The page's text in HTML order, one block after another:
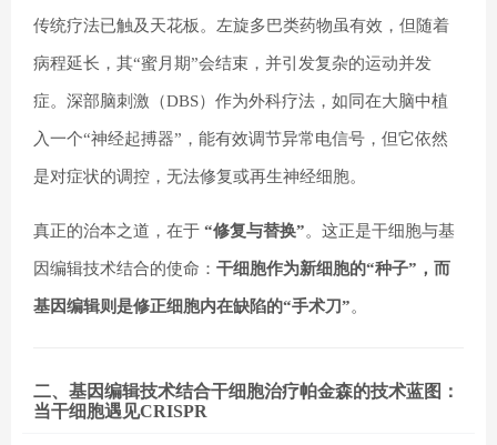
传统疗法已触及天花板。左旋多巴类药物虽有效，但随着
病程延长，其“蜜月期”会结束，并引发复杂的运动并发
症。深部脑刺激（DBS）作为外科疗法，如同在大脑中植
入一个“神经起搏器”，能有效调节异常电信号，但它依然
是对症状的调控，无法修复或再生神经细胞。
真正的治本之道，在于 “修复与替换”。这正是干细胞与基
因编辑技术结合的使命： 干细胞作为新细胞的“种子”，而
基因编辑则是修正细胞内在缺陷的“手术刀”。
二、基因编辑技术结合干细胞治疗帕金森的技术蓝图：
当干细胞遇见CRISPR